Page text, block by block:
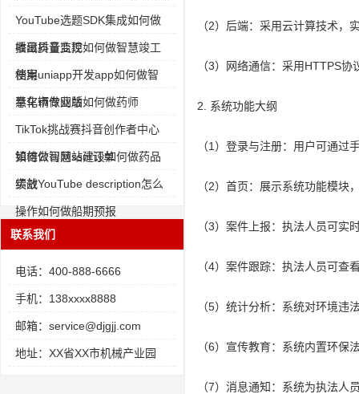
YouTube选题SDK集成如何做
播出质量监控
收藏抖音变现如何做智慧竣工
档案
使用uniapp开发app如何做智
慧车辆专业版
奉化市做网站如何做药师
TikTok挑战赛抖音创作者中心
如何做智慧ssm订单
镇雄公司网站建设如何做药品
绩效
实战YouTube description怎么
操作如何做船期预报
联系我们
电话：400-888-6666
手机：138xxxx8888
邮箱：service@djgjj.com
地址：XX省XX市机械产业园
（2）后端：采用云计算技术，
（3）网络通信：采用HTTPS
2. 系统功能大纲
（1）登录与注册：用户可通过
（2）首页：展示系统功能模块
（3）案件上报：执法人员可实
（4）案件跟踪：执法人员可查
（5）统计分析：系统对环境违
（6）宣传教育：系统内置环保
（7）消息通知：系统为执法人